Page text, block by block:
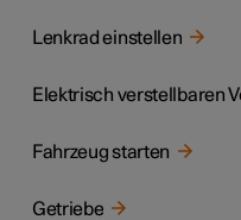
Lenkrad einstellen
Elektrisch verstellbaren
Fahrzeug starten
Getriebe